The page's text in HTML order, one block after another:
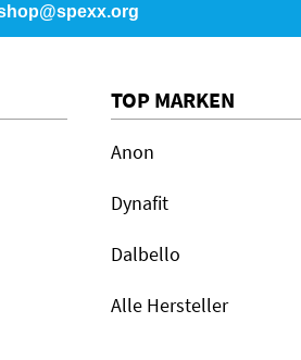
TOP MARKEN
Anon
Dynafit
Dalbello
Alle Hersteller